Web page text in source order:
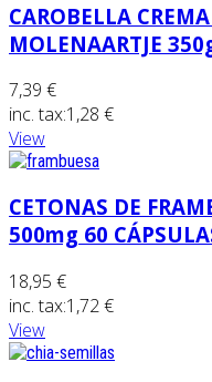
CAROBELLA
MOLENAARTJE
7,39 €
inc. tax:1,28 €
View
CETONAS DE
500mg 60
18,95 €
inc. tax:1,72 €
View